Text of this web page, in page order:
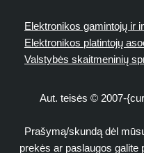
Elektronikos gamintojų ir
Elektronikos platintojų
Valstybės skaitmeninių
Aut. teisės © 2007-
Prašymą/skundą dėl
prekės ar paslaugos galite